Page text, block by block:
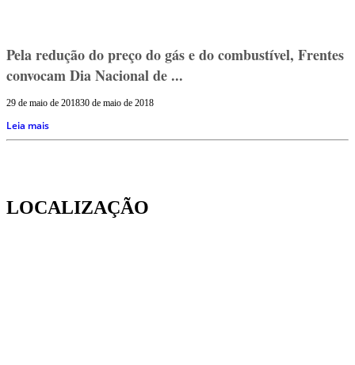
Pela redução do preço do gás e do combustível, Frentes
convocam Dia Nacional de ...
29 de maio de 201830 de maio de 2018
Leia mais
LOCALIZAÇÃO